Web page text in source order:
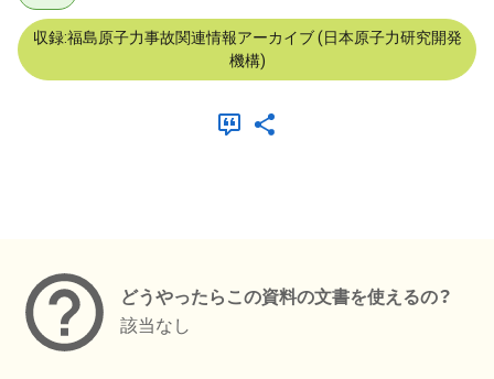
収録:福島原子力事故関連情報アーカイブ (日本原子力研究開発
機構)
どうやったらこの資料の文書を使えるの？
該当なし